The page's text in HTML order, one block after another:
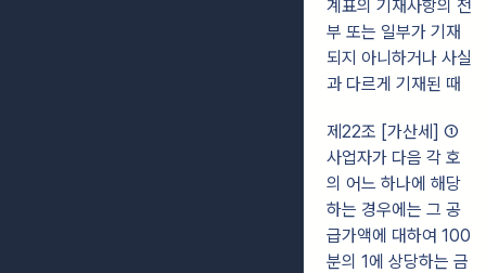
계표의 기재사항의 전
부 또는 일부가 기재
되지 아니하거나 사실
과 다르게 기재된 때
제22조 [가산세] ①
사업자가 다음 각 호
의 어느 하나에 해당
하는 경우에는 그 공
급가액에 대하여 100
분의 1에 상당하는 금